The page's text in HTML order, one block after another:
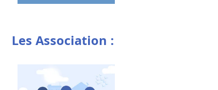
Les Association :